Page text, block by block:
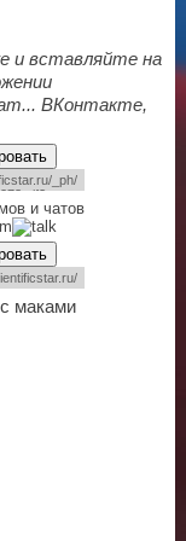
и вставляйте на
ВКонтакте,
и чатов